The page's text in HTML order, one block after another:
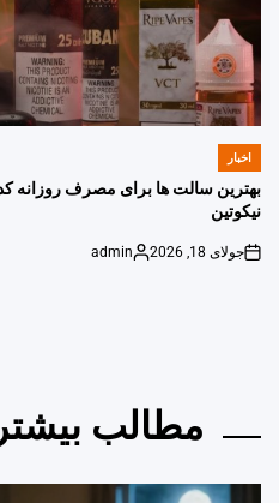
POSTED
اخبار
بهترین سالت ها برای مصرف روزانه
نیکوتین
on
جولای 18, 2026
Posted
admin
مطالب بیشتر